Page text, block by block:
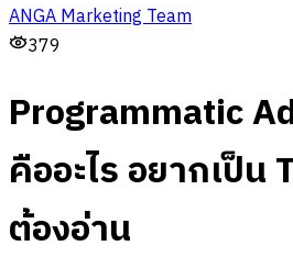
ANGA Marketing Team
379
Programmatic
คืออะไร อยากเป็น
ต้องอ่าน